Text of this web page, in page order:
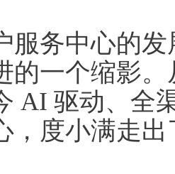
服务中心的
的一个缩影
AI 驱动、全
，度小满走